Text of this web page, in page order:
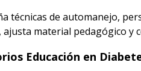
técnicas de automanejo,
material pedagógico
Educación en